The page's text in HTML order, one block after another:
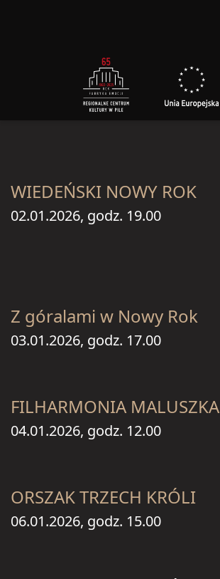
WIEDEŃSKI NOWY ROK
02.01.2026, godz. 19.00
Z góralami w Nowy Rok
03.01.2026, godz. 17.00
FILHARMONIA MALUSZKA
04.01.2026, godz. 12.00
ORSZAK TRZECH KRÓLI
06.01.2026, godz. 15.00